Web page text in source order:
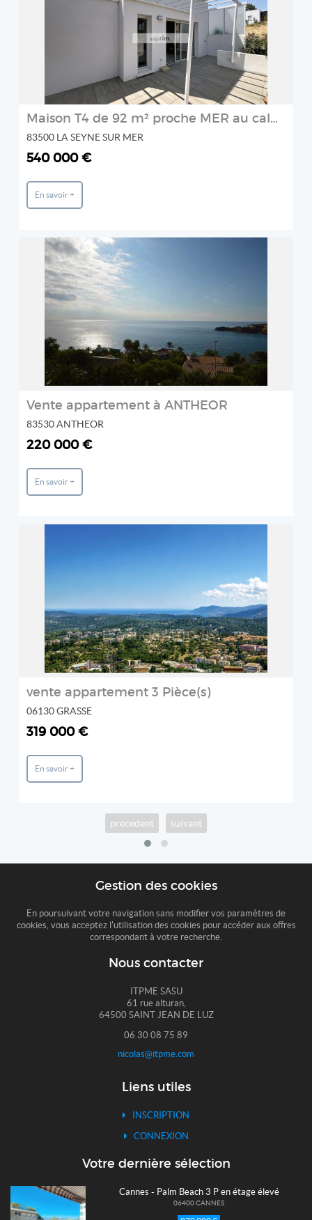
Maison T4 de 92 m² proche MER au calme
83500 LA SEYNE SUR MER
540 000 €
En savoir +
Vente appartement à ANTHEOR
83530 ANTHEOR
220 000 €
En savoir +
vente appartement 3 Pièce(s)
06130 GRASSE
319 000 €
En savoir +
precedent suivant
Gestion des cookies
En poursuivant votre navigation sans modifier vos paramètres de
cookies, vous acceptez l'utilisation des cookies pour accéder aux offres
correspondant à votre recherche.
Nous contacter
ITPME SASU
61 rue alturan,
64500 SAINT JEAN DE LUZ
06 30 08 75 89
nicolas@itpme.com
Liens utiles
INSCRIPTION
CONNEXION
Votre dernière sélection
Cannes - Palm Beach 3 P en étage élevé
06400 CANNES